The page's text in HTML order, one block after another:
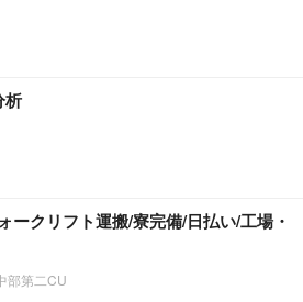
析
ークリフト運搬/寮完備/日払い/工場・
部第二CU